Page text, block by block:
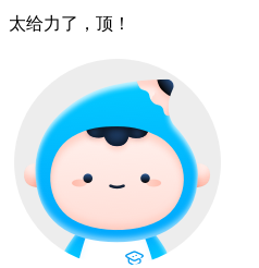
太给力了，顶！